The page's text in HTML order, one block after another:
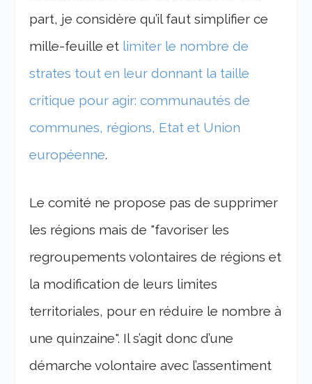
part, je considère qu’il faut simplifier ce
mille-feuille et limiter le nombre de
strates tout en leur donnant la taille
critique pour agir: communautés de
communes, régions, Etat et Union
européenne.
Le comité ne propose pas de supprimer
les régions mais de "favoriser les
regroupements volontaires de régions et
la modification de leurs limites
territoriales, pour en réduire le nombre à
une quinzaine". Il s’agit donc d’une
démarche volontaire avec l’assentiment